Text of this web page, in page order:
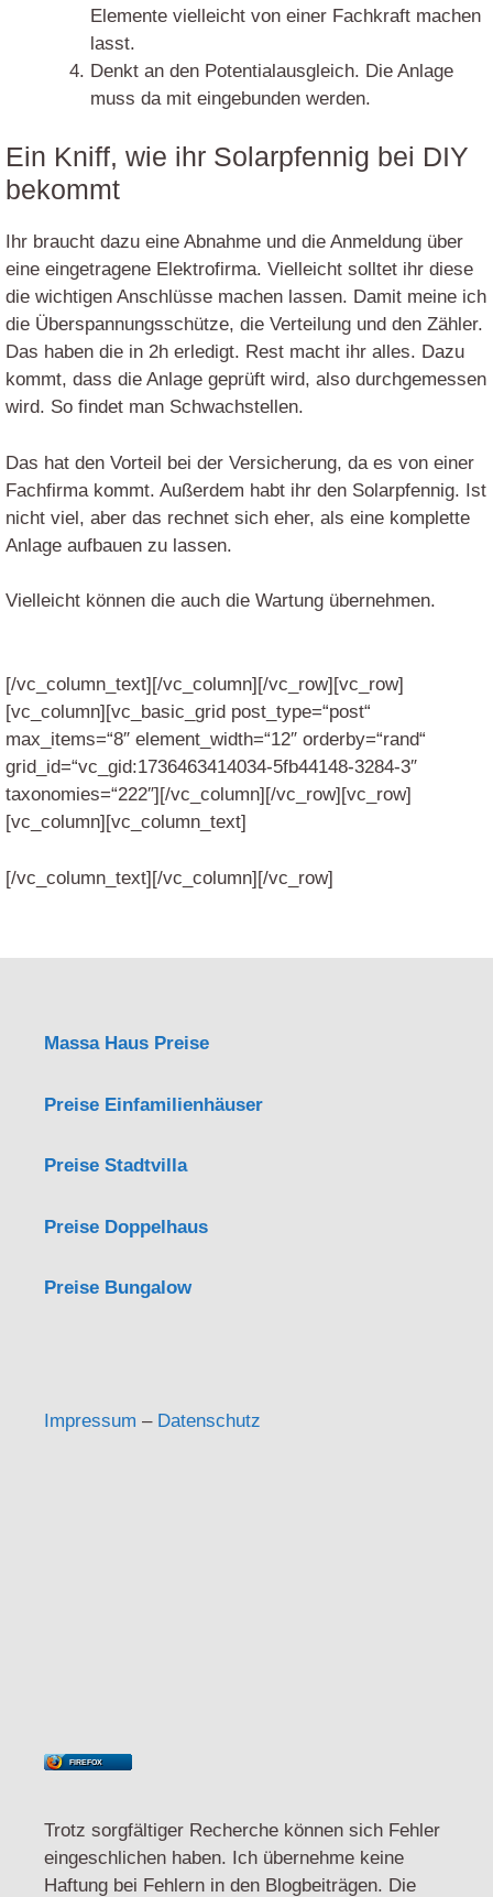
Elemente vielleicht von einer Fachkraft machen
lasst.
Denkt an den Potentialausgleich. Die Anlage
muss da mit eingebunden werden.
Ein Kniff, wie ihr Solarpfennig bei DIY
bekommt
Ihr braucht dazu eine Abnahme und die Anmeldung über
eine eingetragene Elektrofirma. Vielleicht solltet ihr diese
die wichtigen Anschlüsse machen lassen. Damit meine ich
die Überspannungsschütze, die Verteilung und den Zähler.
Das haben die in 2h erledigt. Rest macht ihr alles. Dazu
kommt, dass die Anlage geprüft wird, also durchgemessen
wird. So findet man Schwachstellen.
Das hat den Vorteil bei der Versicherung, da es von einer
Fachfirma kommt. Außerdem habt ihr den Solarpfennig. Ist
nicht viel, aber das rechnet sich eher, als eine komplette
Anlage aufbauen zu lassen.
Vielleicht können die auch die Wartung übernehmen.
[/vc_column_text][/vc_column][/vc_row][vc_row]
[vc_column][vc_basic_grid post_type=“post“
max_items=“8″ element_width=“12″ orderby=“rand“
grid_id=“vc_gid:1736463414034-5fb44148-3284-3″
taxonomies=“222″][/vc_column][/vc_row][vc_row]
[vc_column][vc_column_text]
[/vc_column_text][/vc_column][/vc_row]
Massa Haus Preise
Preise Einfamilienhäuser
Preise Stadtvilla
Preise Doppelhaus
Preise Bungalow
Impressum – Datenschutz
FIREFOX
Trotz sorgfältiger Recherche können sich Fehler
eingeschlichen haben. Ich übernehme keine
Haftung bei Fehlern in den Blogbeiträgen. Die